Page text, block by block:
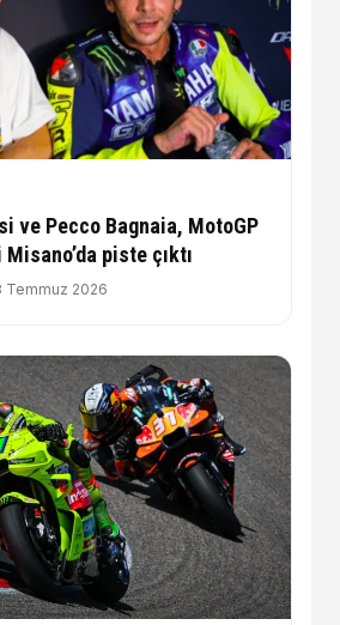
ve Pecco Bagnaia, MotoGP
piste çıktı
Temmuz 2026